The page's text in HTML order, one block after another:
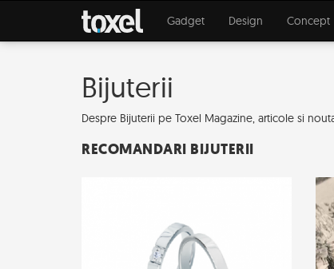
Gadget Design Concept
Bijuterii
Despre Bijuterii pe Toxel Magazine, articole si
RECOMANDARI BIJUTERII